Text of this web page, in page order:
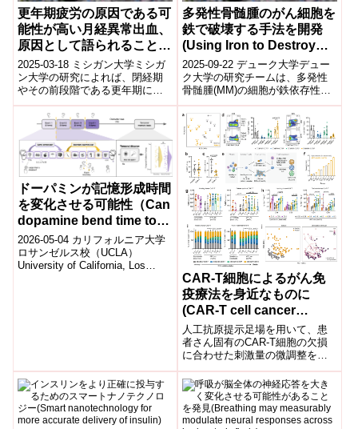
更年期疲労の原因である可
能性が高い月経異常出血、
原因として語られることは
ほとんどない(Abnormal
menstrual bleeding, a
likely culprit in
menopausal fatigue,
rarely discussed as
cause)
2025-03-18 ミシガン大学​ミシガ
ン大学の研究によれば、閉経期
やその前段階である更年期にお
ける異常な月経出血、特に過多
月経や月経期間の延長が、女性
の疲労...
多発性骨髄腫のがん細胞を
鉄で破壊する手法を開発
(Using Iron to Destroy
Multiple Myeloma Cancer
Cells)
2025-09-22 デューク大学デュー
ク大学の研究チームは、多発性
骨髄腫(MM)の細胞が鉄依存性細
胞死(フェロトーシス)を回避する
仕組みを突き止めました。研
究...
ドーパミンが記憶形成時間
を変化させる可能性（Can
dopamine bend time to
shape memory?）
2026-05-04 カリフォルニア大学
ロサンゼルス校（UCLA）
University of California, Los
CAR-T細胞によるがん免
疫療法を身近なものに
(CAR-T cell cancer
immunotherapy gets
personal)
人工抗原提示足場を用いて、患
者さん固有のCAR-T細胞の欠損
に合わせた刺激量の微調整を行
うことで、より強力なCAR-T細
胞製剤の製造が可能となりま
す。Fine-...